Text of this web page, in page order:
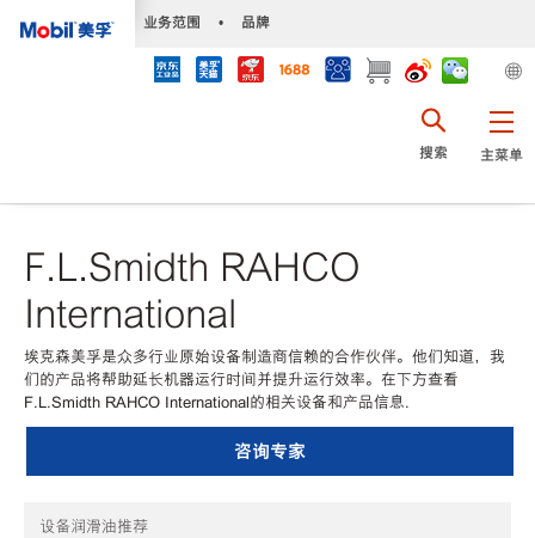
业务范围 • 品牌
主菜单
搜索
F.L.Smidth RAHCO
International
埃克森美孚是众多行业原始设备制造商信赖的合作伙伴。他们知道，我
们的产品将帮助延长机器运行时间并提升运行效率。在下方查看
F.L.Smidth RAHCO International的相关设备和产品信息.
咨询专家
设备润滑油推荐